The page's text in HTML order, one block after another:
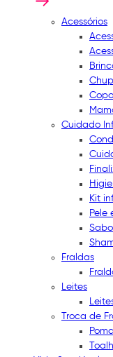
Acessórios
Cuidado
Kit
Pele
Fraldas
Leites
Troca de